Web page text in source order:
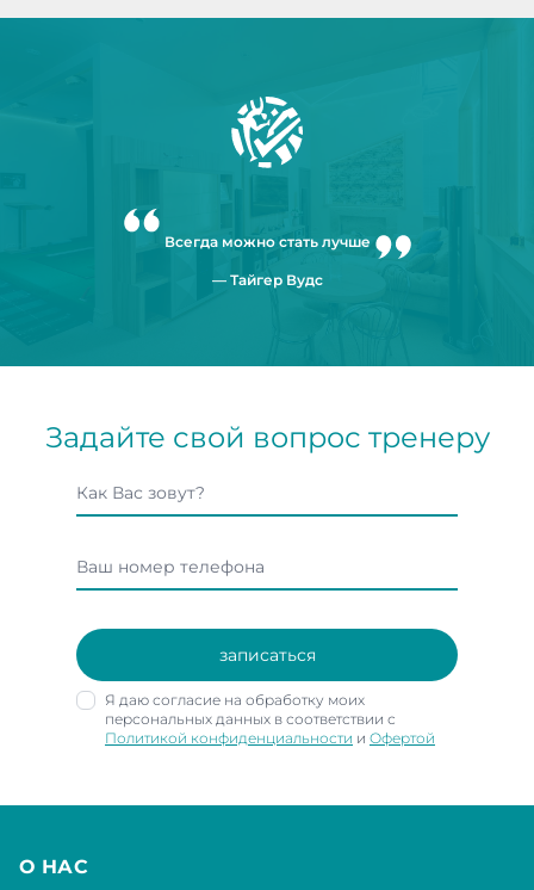
Всегда можно стать лучше
— Тайгер Вудс
Задайте свой вопрос тренеру
записаться
Я даю согласие на обработку моих
персональных данных в соответствии с
Политикой конфиденциальности и Офертой
О НАС